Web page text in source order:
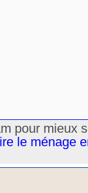
pour mieux
le ménage